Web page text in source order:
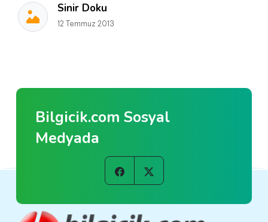
Sinir Doku
12 Temmuz 2013
Bilgicik.com Sosyal
Medyada